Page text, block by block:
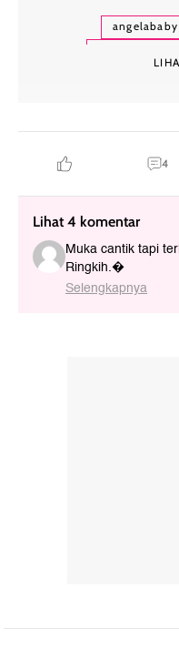
angelababy
4
Lihat 4 komentar
Muka cantik tapi
Ringkih.�
Selengkapnya